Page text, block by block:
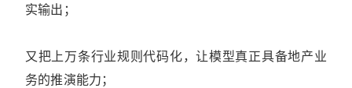
实输出；
又把上万条行业规则代码化，让模型真正具备地产业
务的推演能力；